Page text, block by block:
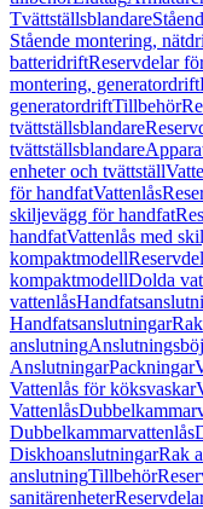
Tvättställsblandare
Stående montering,
batteridriftReservdelar
montering, generatordrift
generatordriftTillbehör
tvättställsblandare
tvättställsblandare
enheter och tvättställ
för handfatVattenlås
skiljevägg för handfat
handfatVattenlås med
kompaktmodell
kompaktmodellDolda
vattenlås
HandfatsanslutningarRak
anslutning
AnslutningarPackningar
Vattenlås för köksvaskar
Vattenlås
Dubbelkammarvattenlås
DiskhoanslutningarRak
anslutningTillbehör
sanitärenheter